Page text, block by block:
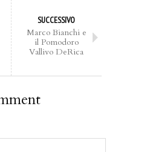
SUCCESSIVO
Marco Bianchi e
il Pomodoro
Vallivo DeRica